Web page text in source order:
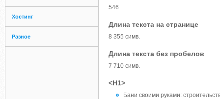
Хостинг
Разное
546
Длина текста на странице
8 355 симв.
Длина текста без пробелов
7 710 симв.
<H1>
Бани своими руками: